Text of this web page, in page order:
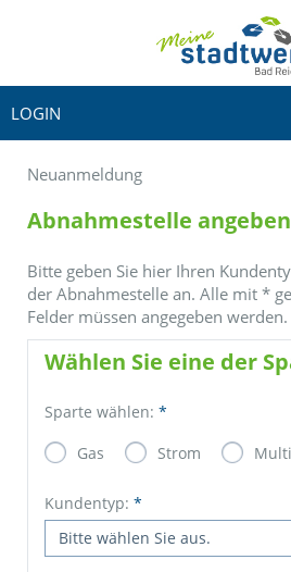
LOGIN
Neuanmeldung
Abnahmestelle angeben
Bitte geben Sie hier Ihren
der Abnahmestelle an. Alle mit *
Felder müssen angegeben werden.
Wählen Sie eine der
Sparte wählen: *
Gas
Strom
Kundentyp: *
Bitte wählen Sie aus.